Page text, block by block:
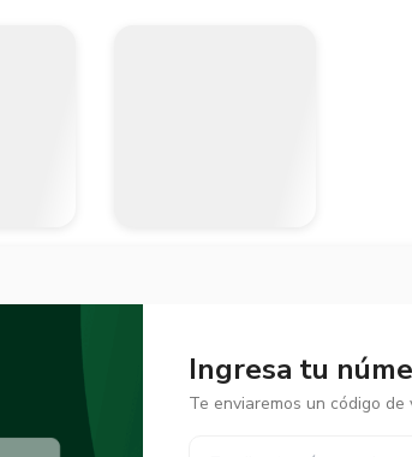
Ingresa tu
Te enviaremos un código de